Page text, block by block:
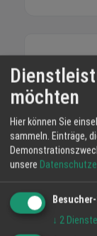
33
Mäßig
SO
37° / 21°
möchten
Hier können Sie
sammeln. Einträge,
unsere
↓ 2 Dienste